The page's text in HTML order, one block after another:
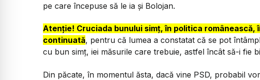
pe care începuse să le ia și Bolojan.
Atenție! Cruciada bunului simț, în politica românească,
continuată, pentru că lumea a constatat că se pot
cu bun simț, iei măsurile care trebuie, astfel încât să-i fie
Din păcate, în momentul ăsta, dacă vine PSD, probabil